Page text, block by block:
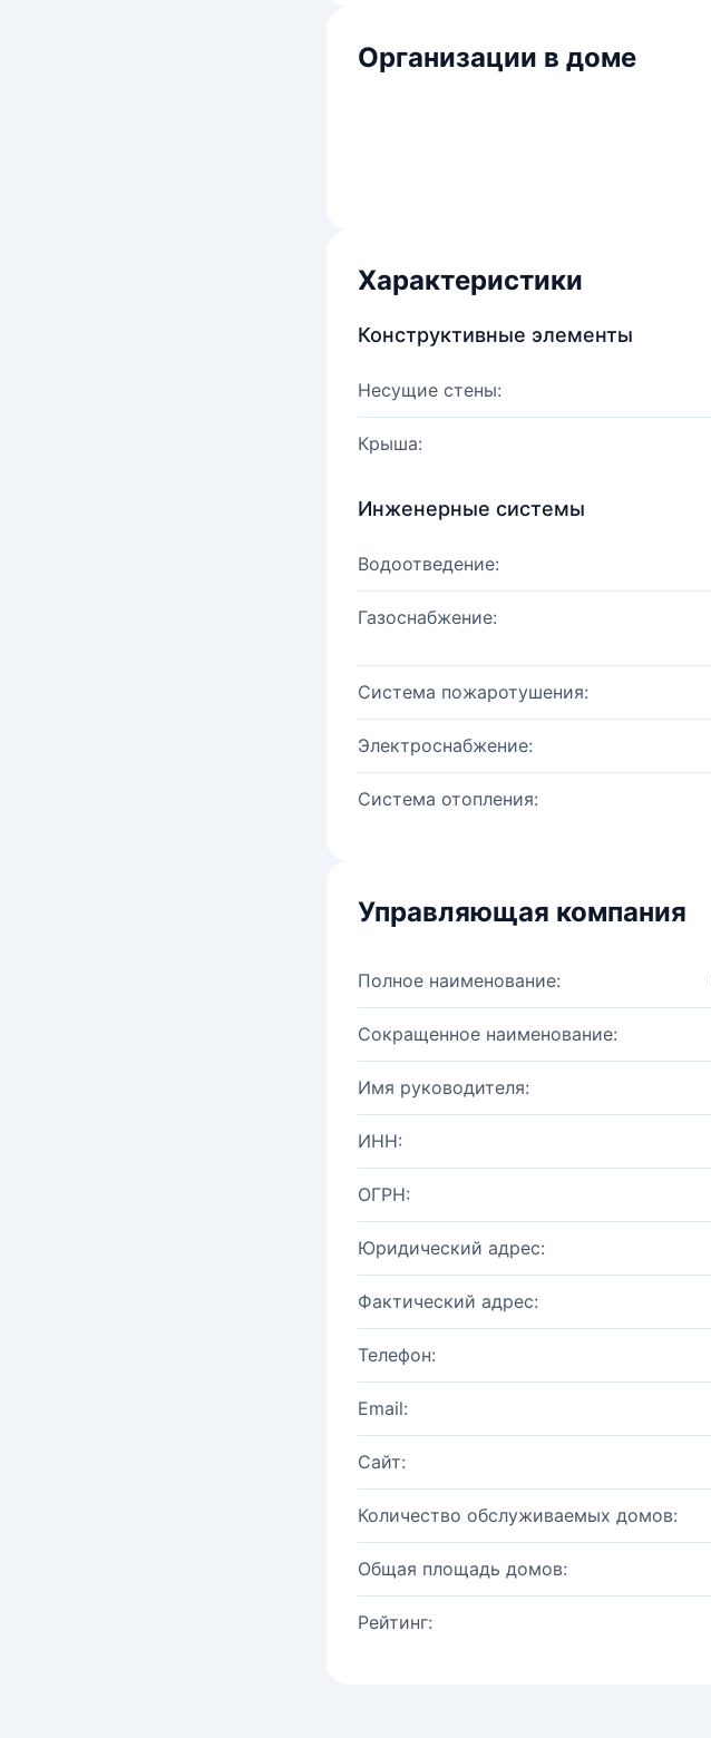
Организации в доме
Характеристики
Конструктивные элементы
Несущие стены:
Крыша:
Инженерные системы
Водоотведение:
Газоснабжение:
Система пожаротушения:
Электроснабжение:
Система отопления:
Управляющая компания
Полное наименование:
Сокращенное наименование:
Имя руководителя:
ИНН:
ОГРН:
Юридический адрес:
Фактический адрес:
Телефон:
Email:
Сайт:
Количество обслуживаемых домов:
Общая площадь домов:
Рейтинг: